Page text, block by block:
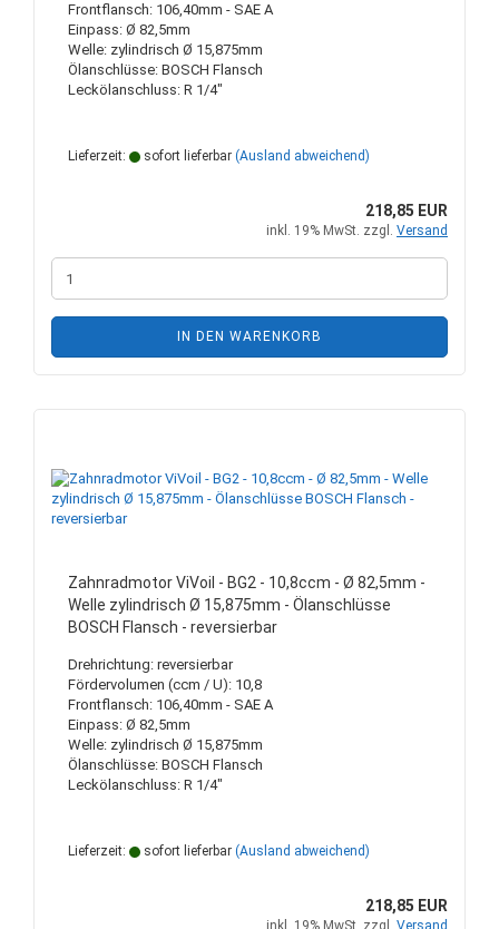
Frontflansch: 106,40mm - SAE A
Einpass: Ø 82,5mm
Welle: zylindrisch Ø 15,875mm
Ölanschlüsse: BOSCH Flansch
Leckölanschluss: R 1/4"
Lieferzeit: sofort lieferbar (Ausland abweichend)
218,85 EUR
inkl. 19% MwSt. zzgl. Versand
IN DEN WARENKORB
Zahnradmotor ViVoil - BG2 - 10,8ccm - Ø 82,5mm -
Welle zylindrisch Ø 15,875mm - Ölanschlüsse
BOSCH Flansch - reversierbar
Drehrichtung: reversierbar
Fördervolumen (ccm / U): 10,8
Frontflansch: 106,40mm - SAE A
Einpass: Ø 82,5mm
Welle: zylindrisch Ø 15,875mm
Ölanschlüsse: BOSCH Flansch
Leckölanschluss: R 1/4"
Lieferzeit: sofort lieferbar (Ausland abweichend)
218,85 EUR
inkl. 19% MwSt. zzgl. Versand